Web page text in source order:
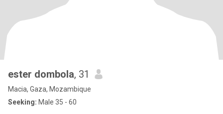
ester dombola, 31
Macia, Gaza, Mozambique
Seeking: Male 35 - 60